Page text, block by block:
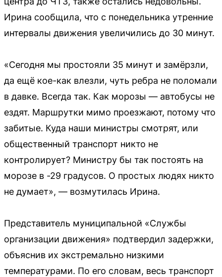
Ирина сообщила, что с понедельника утренние
интервалы движения увеличились до 30 минут.
«Сегодня мы простояли 35 минут и замёрзли,
да ещё кое-как влезли, чуть ребра не поломали
в давке. Всегда так. Как морозы — автобусы не
ездят. Маршрутки мимо проезжают, потому что
забитые. Куда наши министры смотрят, или
общественный транспорт никто не
контролирует? Министру бы так постоять на
морозе в -29 градусов. О простых людях никто
не думает», — возмутилась Ирина.
Представитель муниципальной «Службы
организации движения» подтвердил задержки,
объяснив их экстремально низкими
температурами. По его словам, весь транспорт